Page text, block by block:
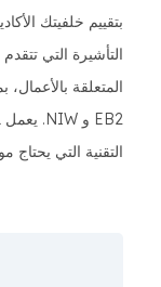
بتقييم خلفيتك
التأشيرة التي
التقنية التي يحتاج